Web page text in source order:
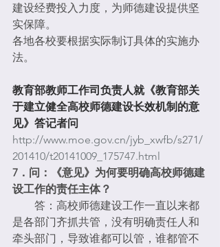
建设经费投入力度，为师德建设提供坚
实保障。
各地各校要根据实际制订具体的实施办
法。
教育部教师工作司负责人就《教育部关
于建立健全高校师德建设长效机制的意
见》答记者问
http://www.moe.gov.cn/jyb_xwfb/s271/
201410/t20141009_175747.html
7．问：《意见》为何要明确高校师德建
设工作的责任主体？
答：高校师德建设工作一直以来都
是各部门齐抓共管，没有明确责任人和
牵头部门，导致谁都可以管，谁都管不